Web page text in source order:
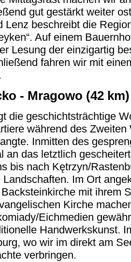
gut gestärkt weiter
Lenz beschreibt die
Auf einem
Lesung der einzigartig
fahren wir mit
- Mragowo (42 km)
die geschichtsträchtige
während des
Inmitten des
an das letztlich
bis nach Kętrzyn/
Im Ort
mit ihrem
Kirche
Eichmedien
Handwerkskunst.
wo wir im direkt am
verbringen.